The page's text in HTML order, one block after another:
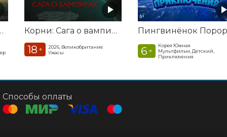
из космоса Корни: Сага о вампирах
18 +
2026, Великобритания
Ужасы
6 +
Корея Южная
Мультфильм, Детский,
Приключения
Способы оплаты